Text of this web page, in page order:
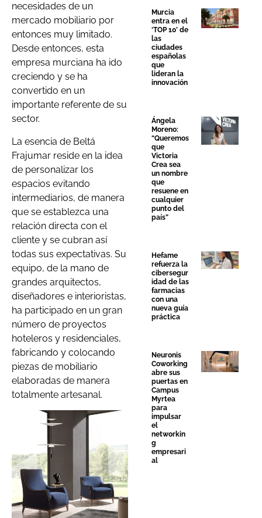
necesidades de un
mercado mobiliario por
entonces muy limitado.
Desde entonces, esta
empresa murciana ha ido
creciendo y se ha
convertido en un
importante referente de su
sector.
La esencia de Beltá
Frajumar reside en la idea
de personalizar los
espacios evitando
intermediarios, de manera
que se establezca una
relación directa con el
cliente y se cubran así
todas sus expectativas. Su
equipo, de la mano de
grandes arquitectos,
diseñadores e interioristas,
ha participado en un gran
número de proyectos
hoteleros y residenciales,
fabricando y colocando
piezas de mobiliario
elaboradas de manera
totalmente artesanal.
Murcia
entra en el
‘TOP 10’ de
las
ciudades
españolas
que
lideran la
innovación
Ángela
Moreno:
“Queremos
que
Victoria
Crea sea
un nombre
que
resuene en
cualquier
punto del
país”
Hefame
refuerza la
cibersegur
idad de las
farmacias
con una
nueva guía
práctica
Neuronis
Coworking
abre sus
puertas en
Campus
Myrtea
para
impulsar
el
networkin
g
empresari
al